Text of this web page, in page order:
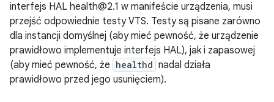
interfejs HAL health@2.1 w manifeście urządzenia, musi
przejść odpowiednie testy VTS. Testy są pisane zarówno
dla instancji domyślnej (aby mieć pewność, że urządzenie
prawidłowo implementuje interfejs HAL), jak i zapasowej
(aby mieć pewność, że healthd nadal działa
prawidłowo przed jego usunięciem).